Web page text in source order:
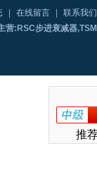
在线留言
联系我们
:RSC步进衰减器
推